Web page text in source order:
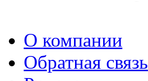
О компании
Обратная связь